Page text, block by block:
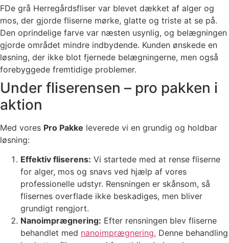
FDe grå Herregårdsfliser var blevet dækket af alger og
mos, der gjorde fliserne mørke, glatte og triste at se på.
Den oprindelige farve var næsten usynlig, og belægningen
gjorde området mindre indbydende. Kunden ønskede en
løsning, der ikke blot fjernede belægningerne, men også
forebyggede fremtidige problemer.
Under fliserensen – pro pakken i
aktion
Med vores Pro Pakke leverede vi en grundig og holdbar
løsning:
Effektiv fliserens: Vi startede med at rense fliserne
for alger, mos og snavs ved hjælp af vores
professionelle udstyr. Rensningen er skånsom, så
flisernes overflade ikke beskadiges, men bliver
grundigt rengjort.
Nanoimprægnering: Efter rensningen blev fliserne
behandlet med nanoimprægnering. Denne behandling